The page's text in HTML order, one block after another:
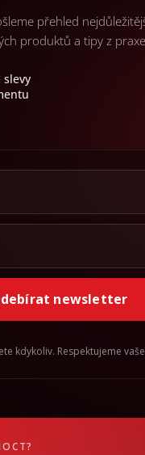
přehled
produktů a tipy z
slevy
newsletter
kdykoliv. Respektujeme